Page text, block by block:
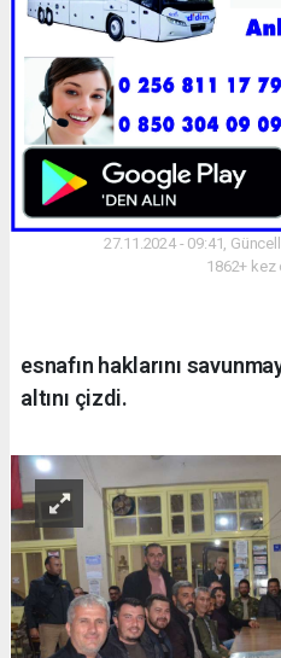
27.11.2024 - 09:41,
1862+ kez
esnafın haklarını
altını çizdi.